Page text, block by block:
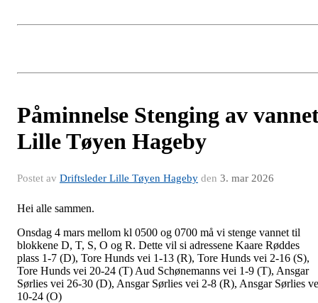
Påminnelse Stenging av
Lille Tøyen Hageby
Postet av Driftsleder Lille Tøyen Hageby den 3. mar 2026
Hei alle sammen.
Onsdag 4 mars mellom kl 0500 og 0700 må vi stenge vannet til
blokkene D, T, S, O og R. Dette vil si adressene Kaare Røddes
plass 1-7 (D), Tore Hunds vei 1-13 (R), Tore Hunds vei 2-16 (S),
Tore Hunds vei 20-24 (T) Aud Schønemanns vei 1-9 (T), Ansgar
Sørlies vei 26-30 (D), Ansgar Sørlies vei 2-8 (R), Ansgar Sørlies
10-24 (O)